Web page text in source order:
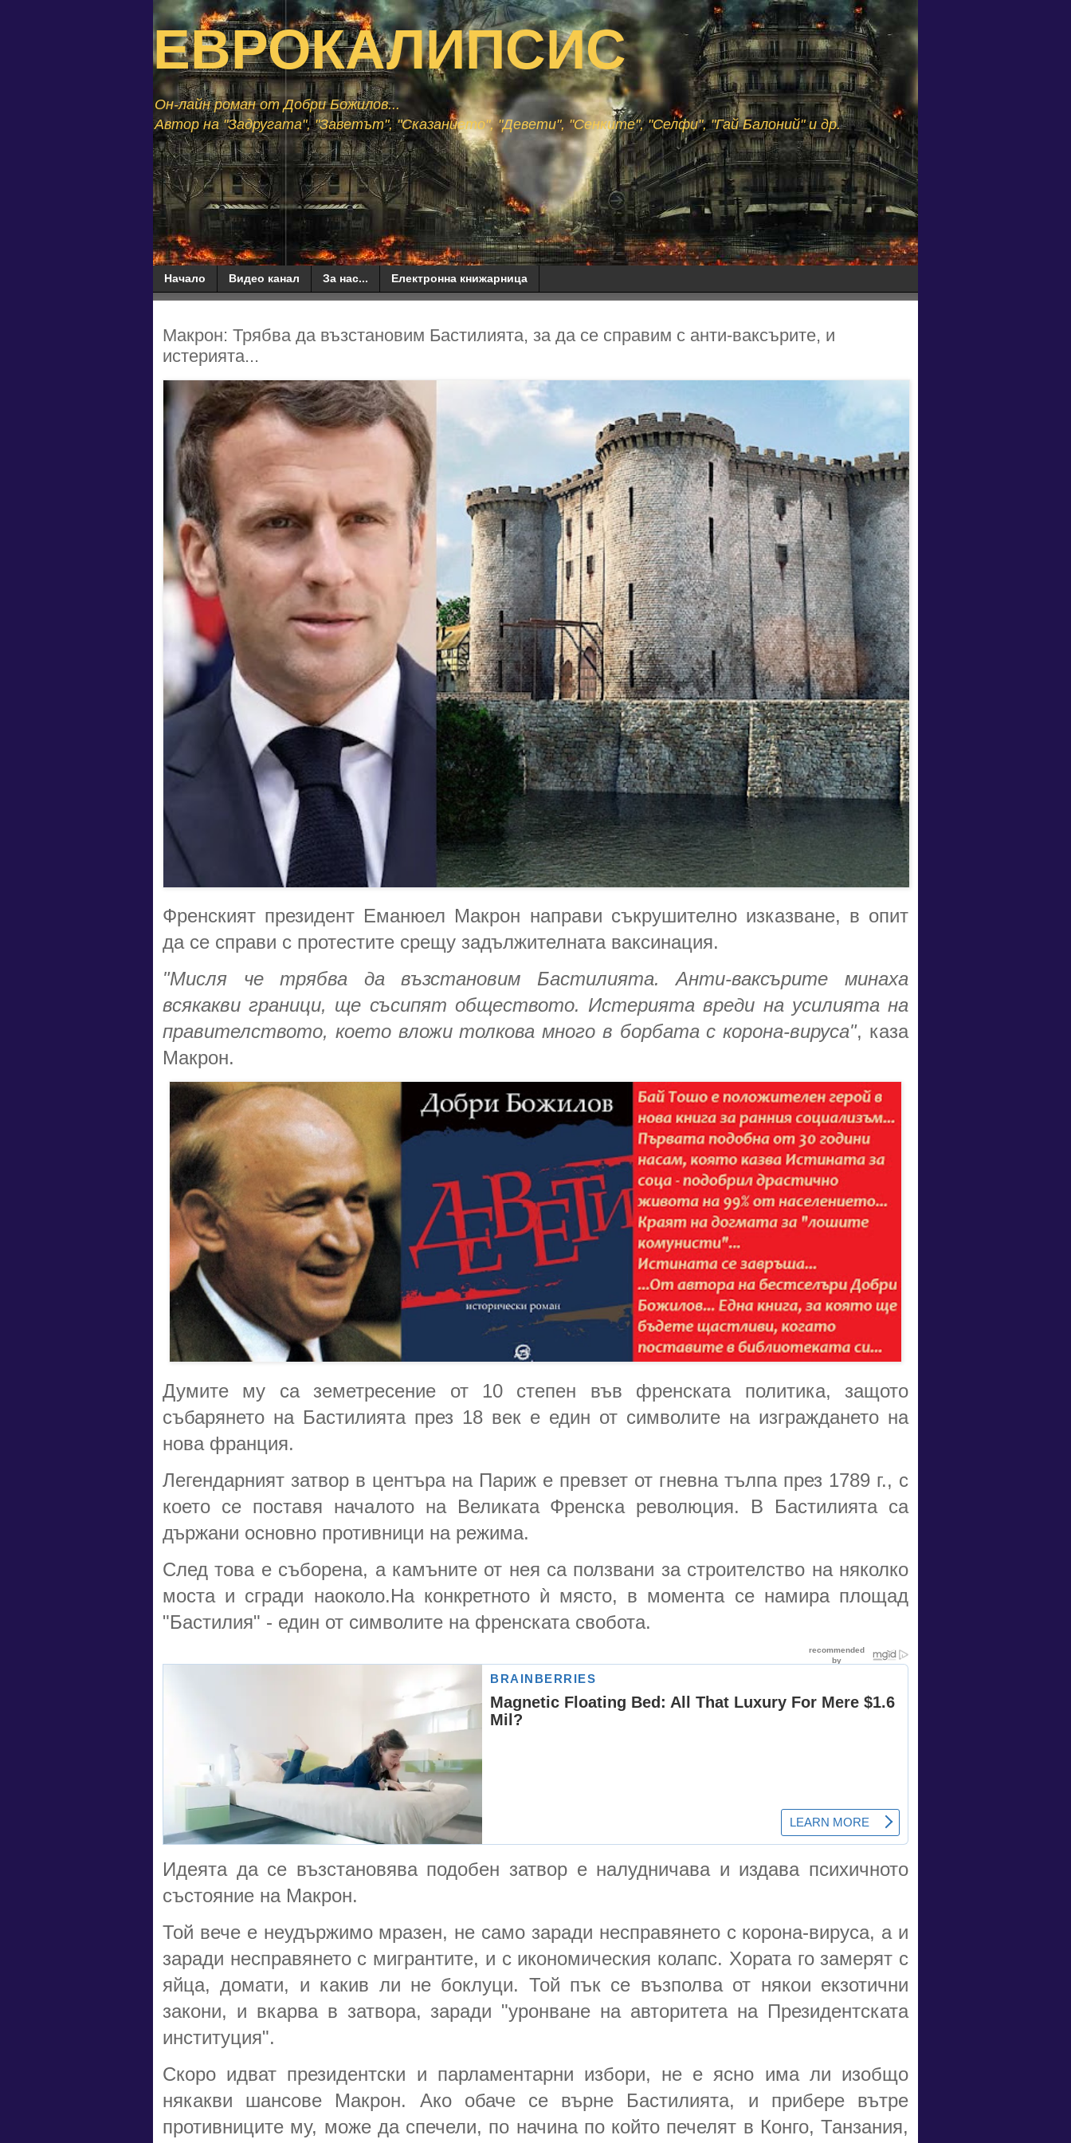
ЕВРОКАЛИПСИС
Он-лайн роман от Добри Божилов...
Автор на "Задругата", "Заветът", "Сказанието", "Девети", "Сенките", "Селфи", "Гай Балоний" и др.
Начало Видео канал За нас... Електронна книжарница
Макрон: Трябва да възстановим Бастилията, за да се справим с анти-ваксърите, и
истерията...
Френският президент Еманюел Макрон направи съкрушително изказване, в опит
да се справи с протестите срещу задължителната ваксинация.
"Мисля че трябва да възстановим Бастилията. Анти-ваксърите минаха
всякакви граници, ще съсипят обществото. Истерията вреди на усилията на
правителството, което вложи толкова много в борбата с корона-вируса", каза
Макрон.
Думите му са земетресение от 10 степен във френската политика, защото
събарянето на Бастилията през 18 век е един от символите на изграждането на
нова франция.
Легендарният затвор в центъра на Париж е превзет от гневна тълпа през 1789 г., с
което се поставя началото на Великата Френска революция. В Бастилията са
държани основно противници на режима.
След това е съборена, а камъните от нея са ползвани за строителство на няколко
моста и сгради наоколо.На конкретното ѝ място, в момента се намира площад
"Бастилия" - един от символите на френската свобота.
Идеята да се възстановява подобен затвор е налудничава и издава психичното
състояние на Макрон.
Той вече е неудържимо мразен, не само заради несправянето с корона-вируса, а и
заради несправянето с мигрантите, и с икономическия колапс. Хората го замерят с
яйца, домати, и какив ли не боклуци. Той пък се възполва от някои екзотични
закони, и вкарва в затвора, заради "уронване на авторитета на Президентската
институция".
Скоро идват президентски и парламентарни избори, не е ясно има ли изобщо
някакви шансове Макрон. Ако обаче се върне Бастилията, и прибере вътре
противниците му, може да спечели, по начина по който печелят в Конго, Танзания,